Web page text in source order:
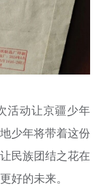
活动让京疆少年
少年将带着这份
民族团结之花在
好的未来。